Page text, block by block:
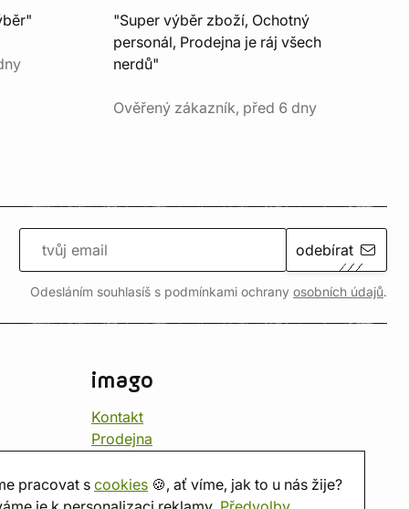
pracovat s cookies 🍪, ať víme, jak to u nás žije?
"Super výběr zboží, Ochotný
personál, Prodejna je ráj všech
nerdů"
Ověřený zákazník, před 6 dny
odebírat
Odesláním souhlasíš s podmínkami ochrany osobních údajů.
imago
Kontakt
Prodejna
O nás
Hodnocení obchodu